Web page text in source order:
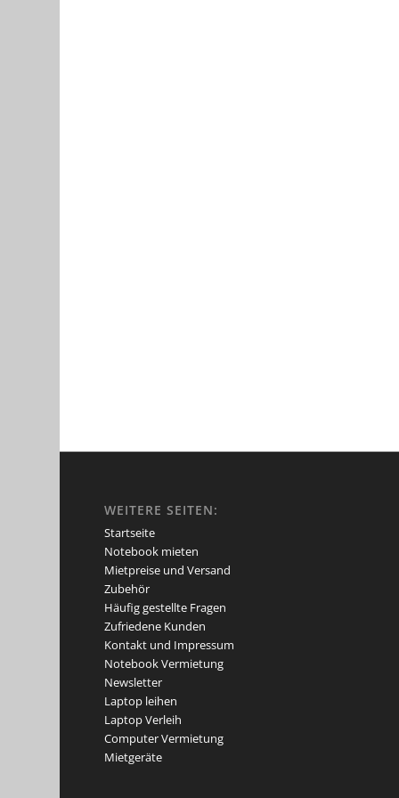
WEITERE SEITEN:
Startseite
Notebook mieten
Mietpreise und Versand
Zubehör
Häufig gestellte Fragen
Zufriedene Kunden
Kontakt und Impressum
Notebook Vermietung
Newsletter
Laptop leihen
Laptop Verleih
Computer Vermietung
Mietgeräte